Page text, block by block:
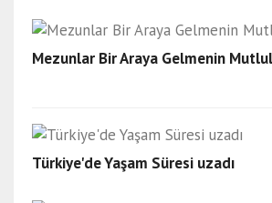
Mezunlar Bir Araya Gelmenin
Türkiye'de Yaşam Süresi uzadı